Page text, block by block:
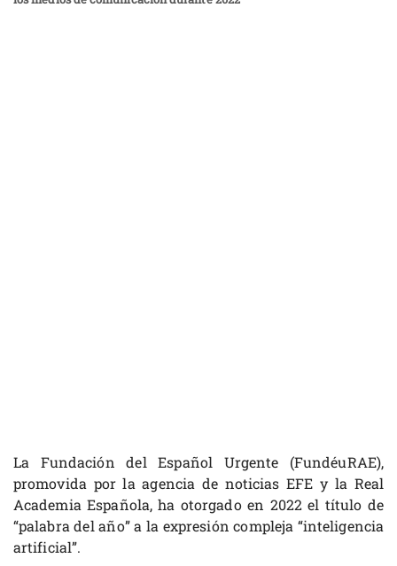
La Fundación del Español Urgente (FundéuRAE),
promovida por la agencia de noticias EFE y la Real
Academia Española, ha otorgado en 2022 el título de
“palabra del año” a la expresión compleja “inteligencia
artificial”.